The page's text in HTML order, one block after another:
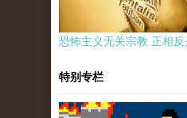
恐怖主义无关宗教 正相反
特别专栏